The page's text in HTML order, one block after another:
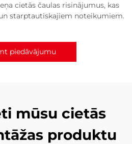
cietās čaulas risinājumus, kas
starptautiskajiem noteikumiem.
piedāvājumu
mūsu cietās
produktu